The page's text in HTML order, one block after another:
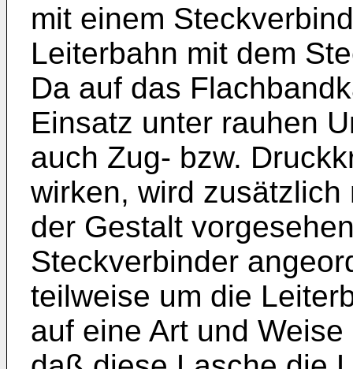
mit einem
Leiterbahn mit dem
Da auf das
Einsatz unter rauhen
auch Zug- bzw.
wirken, wird
der Gestalt
Steckverbinder
teilweise um die
auf eine Art und